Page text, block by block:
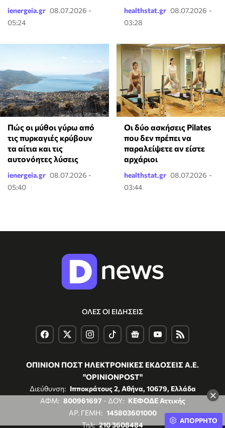
×
ienergeia.gr 08.07.2026 -
05:24
healthstat.gr 08.07.2026 -
03:28
Πώς οι μύθοι γύρω από
τις πυρκαγιές κρύβουν
τα αίτια και τις
αυτονόητες λύσεις
ienergeia.gr 08.07.2026 -
05:40
Οι δύο ασκήσεις Pilates
που δεν πρέπει να
παραλείψετε αν είστε
αρχάριοι
healthstat.gr 08.07.2026 -
03:44
ΟΛΕΣ ΟΙ ΕΙΔΗΣΕΙΣ
ΟΠΙΝΙΟΝ ΠΟΣΤ ΗΛΕΚΤΡΟΝΙΚΕΣ ΕΚΔΟΣΕΙΣ Α.Ε.
"OPINIONPOST"
Διεύθυνση: Ιπποκράτους 2, Αθήνα, 10679, Ελλάδα
ΑΦΜ: 800961697 - ΔΟΥ: ΚΕΦΟΔΕ Αττικής
ΑΡ. ΓΕΜΗ: 145803601000
Τηλ: 210 3608484 ΑΠΟΡΡΗΤΟ